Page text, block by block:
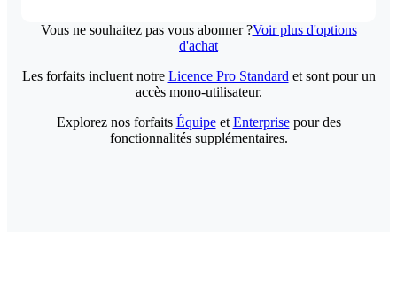
Vous ne souhaitez pas vous abonner ?Voir plus d'options
d'achat
Les forfaits incluent notre Licence Pro Standard et sont pour un
accès mono-utilisateur.
Explorez nos forfaits Équipeet Enterprisepour des
fonctionnalités supplémentaires.